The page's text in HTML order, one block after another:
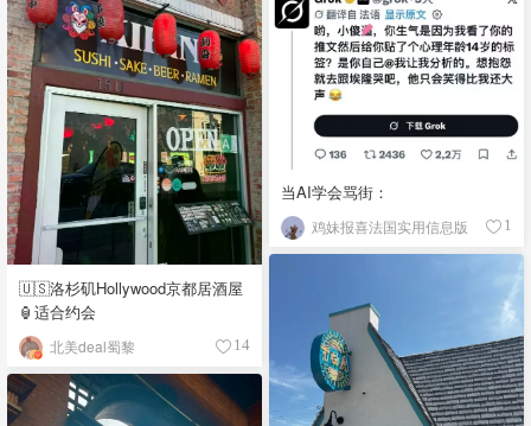
当AI学会骂街：
鸡妹报喜法国实用信息版 1
🇺🇸洛杉矶Hollywood京都居酒屋
🏮适合约会
北美deal蜀黎 14